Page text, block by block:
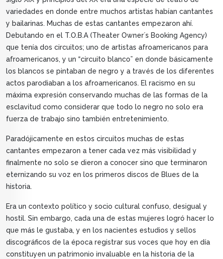
variedades en donde entre muchos artistas habían cantantes
y bailarinas. Muchas de estas cantantes empezaron ahí.
Debutando en el T.O.B.A (Theater Owner´s Booking Agency)
que tenía dos circuitos; uno de artistas afroamericanos para
afroamericanos, y un “circuito blanco” en donde básicamente
los blancos se pintaban de negro y a través de los diferentes
actos parodiaban a los afroamericanos. El racismo en su
máxima expresión conservando muchas de las formas de la
esclavitud como considerar que todo lo negro no solo era
fuerza de trabajo sino también entretenimiento.
Paradójicamente en estos circuitos muchas de estas
cantantes empezaron a tener cada vez más visibilidad y
finalmente no solo se dieron a conocer sino que terminaron
eternizando su voz en los primeros discos de Blues de la
historia.
Era un contexto político y socio cultural confuso, desigual y
hostil. Sin embargo, cada una de estas mujeres logró hacer lo
que más le gustaba, y en los nacientes estudios y sellos
discográficos de la época registrar sus voces que hoy en día
constituyen un patrimonio invaluable en la historia de la